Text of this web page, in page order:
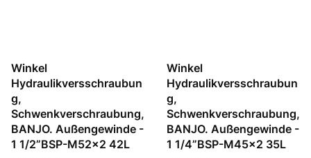
Winkel
Hydraulikversschraubun
g,
Schwenkverschraubung,
BANJO. Außengewinde -
1 1/2”BSP-M52x2 42L
Winkel
Hydraulikversschraubun
g,
Schwenkverschraubung,
BANJO. Außengewinde -
1 1/4”BSP-M45x2 35L